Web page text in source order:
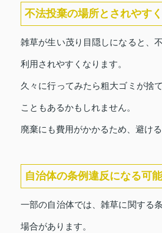
不法投棄の場所とされやす
雑草が生い茂り目隠しになると、
利用されやすくなります。
久々に行ってみたら粗大ゴミが捨
こともあるかもしれません。
廃棄にも費用がかかるため、避ける
自治体の条例違反になる可
一部の自治体では、雑草に関する
場合があります。